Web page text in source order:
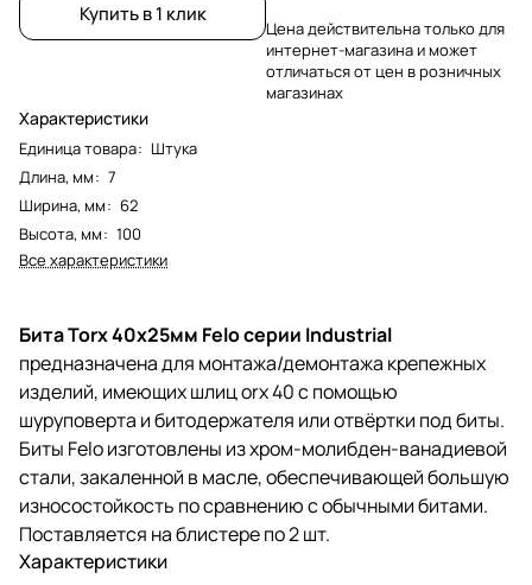
Купить в 1 клик
Характеристики
Единица товара: Штука
Длина, мм: 7
Ширина, мм: 62
Высота, мм: 100
Все характеристики
Цена действительна только для
интернет-магазина и может
отличаться от цен в розничных
магазинах
Бита Torx 40х25мм Felo серии Industrial
предназначена для монтажа/демонтажа крепежных
изделий, имеющих шлиц orx 40 с помощью
шуруповерта и битодержателя или отвёртки под биты.
Биты Felo изготовлены из хром-молибден-ванадиевой
стали, закаленной в масле, обеспечивающей большую
износостойкость по сравнению с обычными битами.
Поставляется на блистере по 2 шт.
Характеристики